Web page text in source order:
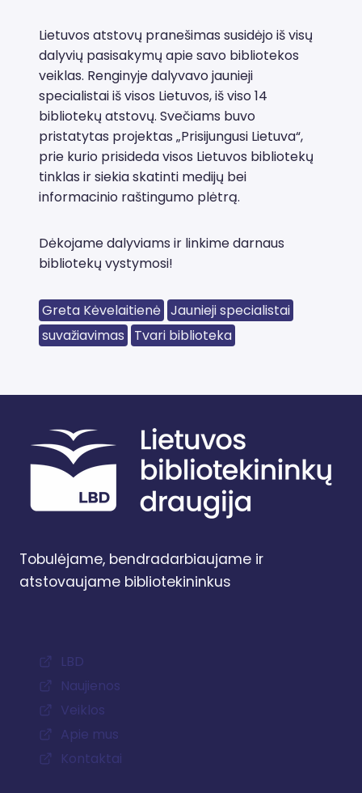
Lietuvos atstovų pranešimas susidėjo iš visų
dalyvių pasisakymų apie savo bibliotekos
veiklas. Renginyje dalyvavo jaunieji
specialistai iš visos Lietuvos, iš viso 14
bibliotekų atstovų. Svečiams buvo
pristatytas projektas „Prisijungusi Lietuva“,
prie kurio prisideda visos Lietuvos bibliotekų
tinklas ir siekia skatinti medijų bei
informacinio raštingumo plėtrą.
Dėkojame dalyviams ir linkime darnaus
bibliotekų vystymosi!
Greta Kėvelaitienė Jaunieji specialistai
suvažiavimas
Tvari biblioteka
Tobulėjame, bendradarbiaujame ir
atstovaujame bibliotekininkus
LBD
Naujienos
Veiklos
Apie mus
Kontaktai